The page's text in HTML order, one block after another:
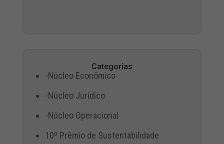
Categorias
-Núcleo Econômico
-Núcleo Jurídico
-Núcleo Operacional
10º Prêmio de Sustentabilidade